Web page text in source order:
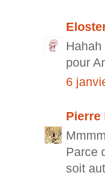
pour
6
Pierre
Parce
soit